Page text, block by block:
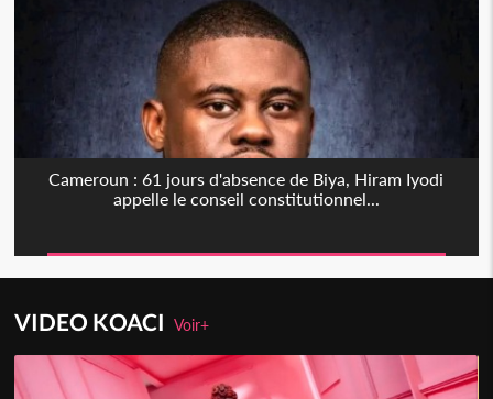
Cameroun : 61 jours d'absence de Biya, Hiram Iyodi
appelle le conseil constitutionnel...
VIDEO KOACIVoir+